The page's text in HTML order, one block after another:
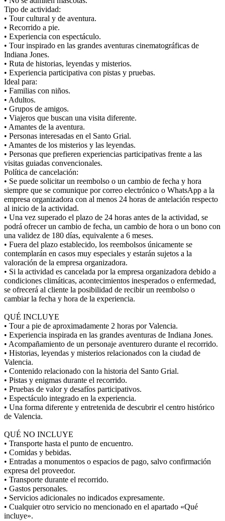
Tipo de actividad:
• Tour cultural y de aventura.
• Recorrido a pie.
• Experiencia con espectáculo.
• Tour inspirado en las grandes aventuras cinematográficas de
Indiana Jones.
• Ruta de historias, leyendas y misterios.
• Experiencia participativa con pistas y pruebas.
Ideal para:
• Familias con niños.
• Adultos.
• Grupos de amigos.
• Viajeros que buscan una visita diferente.
• Amantes de la aventura.
• Personas interesadas en el Santo Grial.
• Amantes de los misterios y las leyendas.
• Personas que prefieren experiencias participativas frente a las
visitas guiadas convencionales.
Política de cancelación:
• Se puede solicitar un reembolso o un cambio de fecha y hora
siempre que se comunique por correo electrónico o WhatsApp a la
empresa organizadora con al menos 24 horas de antelación respecto
al inicio de la actividad.
• Una vez superado el plazo de 24 horas antes de la actividad, se
podrá ofrecer un cambio de fecha, un cambio de hora o un bono con
una validez de 180 días, equivalente a 6 meses.
• Fuera del plazo establecido, los reembolsos únicamente se
contemplarán en casos muy especiales y estarán sujetos a la
valoración de la empresa organizadora.
• Si la actividad es cancelada por la empresa organizadora debido a
condiciones climáticas, acontecimientos inesperados o enfermedad,
se ofrecerá al cliente la posibilidad de recibir un reembolso o
cambiar la fecha y hora de la experiencia.
QUÉ INCLUYE
• Tour a pie de aproximadamente 2 horas por Valencia.
• Experiencia inspirada en las grandes aventuras de Indiana Jones.
• Acompañamiento de un personaje aventurero durante el recorrido.
• Historias, leyendas y misterios relacionados con la ciudad de
Valencia.
• Contenido relacionado con la historia del Santo Grial.
• Pistas y enigmas durante el recorrido.
• Pruebas de valor y desafíos participativos.
• Espectáculo integrado en la experiencia.
• Una forma diferente y entretenida de descubrir el centro histórico
de Valencia.
QUÉ NO INCLUYE
• Transporte hasta el punto de encuentro.
• Comidas y bebidas.
• Entradas a monumentos o espacios de pago, salvo confirmación
expresa del proveedor.
• Transporte durante el recorrido.
• Gastos personales.
• Servicios adicionales no indicados expresamente.
• Cualquier otro servicio no mencionado en el apartado «Qué
incluye».